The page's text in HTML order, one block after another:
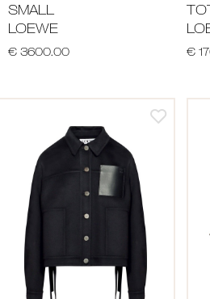
SMALL
LOEWE
€ 3600.00 €